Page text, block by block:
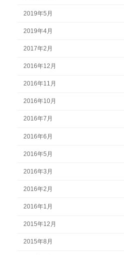
2019年5月
2019年4月
2017年2月
2016年12月
2016年11月
2016年10月
2016年7月
2016年6月
2016年5月
2016年3月
2016年2月
2016年1月
2015年12月
2015年8月